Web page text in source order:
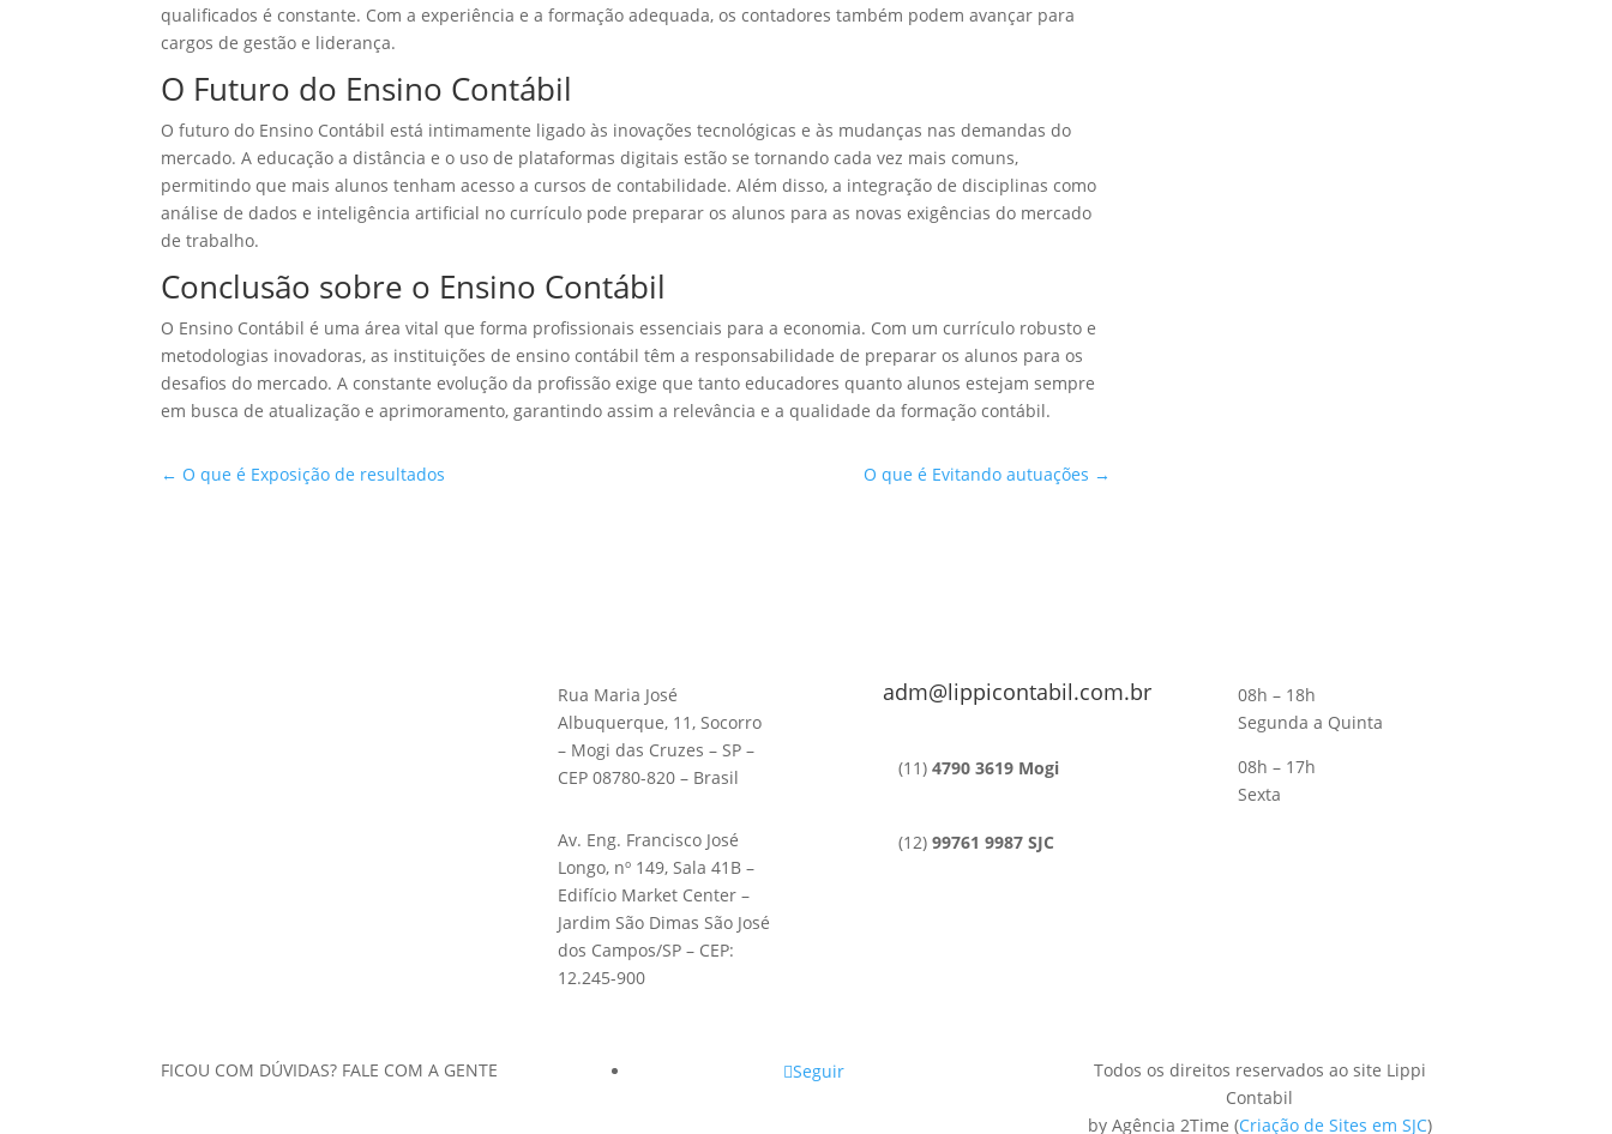
qualificados é constante. Com a experiência e a formação adequada, os contadores também podem avançar para
cargos de gestão e liderança.
O Futuro do Ensino Contábil
O futuro do Ensino Contábil está intimamente ligado às inovações tecnológicas e às mudanças nas demandas do
mercado. A educação a distância e o uso de plataformas digitais estão se tornando cada vez mais comuns,
permitindo que mais alunos tenham acesso a cursos de contabilidade. Além disso, a integração de disciplinas como
análise de dados e inteligência artificial no currículo pode preparar os alunos para as novas exigências do mercado
de trabalho.
Conclusão sobre o Ensino Contábil
O Ensino Contábil é uma área vital que forma profissionais essenciais para a economia. Com um currículo robusto e
metodologias inovadoras, as instituições de ensino contábil têm a responsabilidade de preparar os alunos para os
desafios do mercado. A constante evolução da profissão exige que tanto educadores quanto alunos estejam sempre
em busca de atualização e aprimoramento, garantindo assim a relevância e a qualidade da formação contábil.
← O que é Exposição de resultados O que é Evitando autuações →
Rua Maria José
Albuquerque, 11, Socorro
– Mogi das Cruzes – SP –
CEP 08780-820 – Brasil
Av. Eng. Francisco José
Longo, nº 149, Sala 41B –
Edifício Market Center –
Jardim São Dimas São José
dos Campos/SP – CEP:
12.245-900
adm@lippicontabil.com.br
(11) 4790 3619 Mogi
(12) 99761 9987 SJC
08h – 18h
Segunda a Quinta
08h – 17h
Sexta
FICOU COM DÚVIDAS? FALE COM A GENTE Seguir
Todos os direitos reservados ao site Lippi
Contabil
by Agência 2Time (Criação de Sites em SJC)